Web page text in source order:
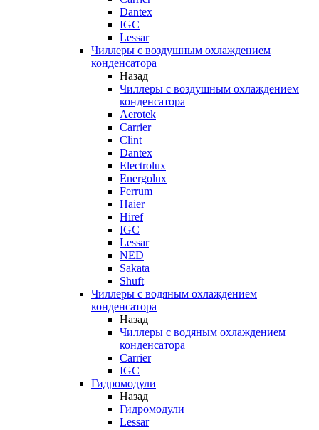
Dantex
IGC
Lessar
Чиллеры с воздушным охлаждением
конденсатора
Назад
Чиллеры с воздушным охлаждением
конденсатора
Aerotek
Carrier
Clint
Dantex
Electrolux
Energolux
Ferrum
Haier
Hiref
IGC
Lessar
NED
Sakata
Shuft
Чиллеры с водяным охлаждением
конденсатора
Назад
Чиллеры с водяным охлаждением
конденсатора
Carrier
IGC
Гидромодули
Назад
Гидромодули
Lessar